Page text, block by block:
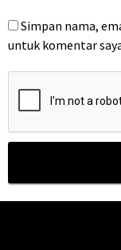
Simpan nama,
untuk komentar